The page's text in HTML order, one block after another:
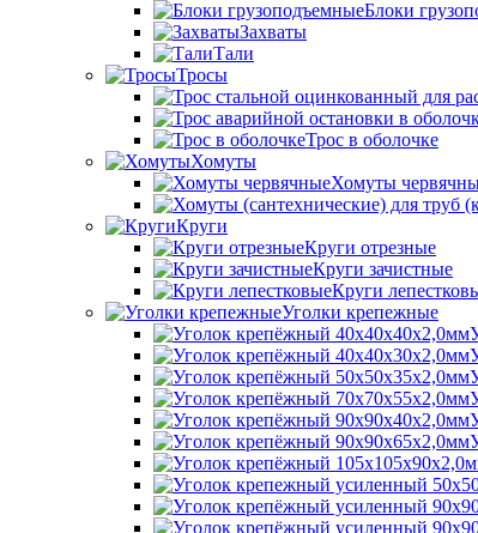
Блоки
Захваты
Тали
Тросы
Трос в оболочке
Хомуты
Хомуты
Круги
Круги отрезные
Круги зачистные
Круги
Уголки крепежные